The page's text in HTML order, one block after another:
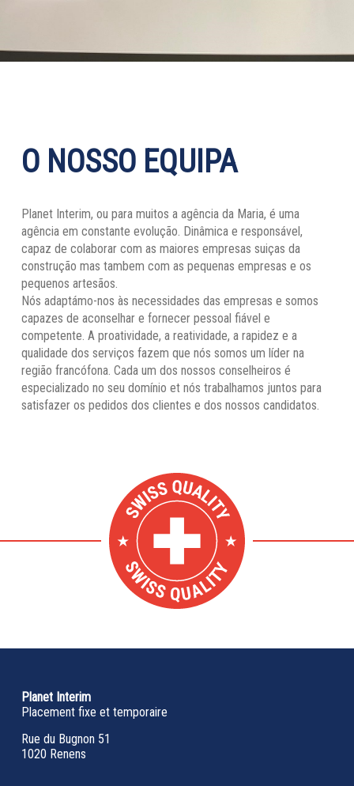
O NOSSO EQUIPA
Planet Interim, ou para muitos a agência da Maria, é uma
agência em constante evolução. Dinâmica e responsável,
capaz de colaborar com as maiores empresas suiças da
construção mas tambem com as pequenas empresas e os
pequenos artesãos.
Nós adaptámo-nos às necessidades das empresas e somos
capazes de aconselhar e fornecer pessoal fiável e
competente. A proatividade, a reatividade, a rapidez e a
qualidade dos serviços fazem que nós somos um líder na
região francófona. Cada um dos nossos conselheiros é
especializado no seu domínio et nós trabalhamos juntos para
satisfazer os pedidos dos clientes e dos nossos candidatos.
Planet Interim
Placement fixe et temporaire
Rue du Bugnon 51
1020 Renens